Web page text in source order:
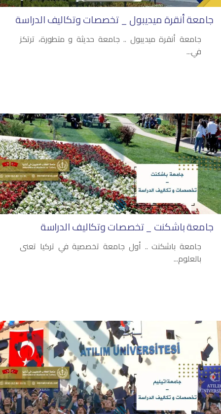
جامعة أنقرة ميديبول _ تخصصات وتكاليف الدراسة
جامعة أنقرة ميديبول .. جامعة حديثة و متطورة، ترتكز
في...
جامعة باشكنت _ تخصصات وتكاليف الدراسة
جامعة باشكنت .. أول جامعة تخصصية في تركيا تعنى
بالعلوم...